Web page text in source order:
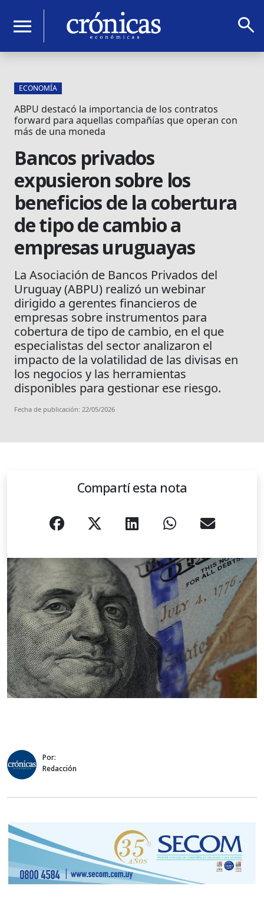
menu search
ECONOMÍA
ABPU destacó la importancia de los contratos
forward para aquellas compañías que operan con
más de una moneda
Bancos privados
expusieron sobre los
beneficios de la cobertura
de tipo de cambio a
empresas uruguayas
La Asociación de Bancos Privados del
Uruguay (ABPU) realizó un webinar
dirigido a gerentes financieros de
empresas sobre instrumentos para
cobertura de tipo de cambio, en el que
especialistas del sector analizaron el
impacto de la volatilidad de las divisas en
los negocios y las herramientas
disponibles para gestionar ese riesgo.
Fecha de publicación: 22/05/2026
Compartí esta nota
Por:
Redacción